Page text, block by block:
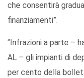
che consentirà
finanziamenti”.
“Infrazioni a parte –
AL – gli impianti di
per cento della